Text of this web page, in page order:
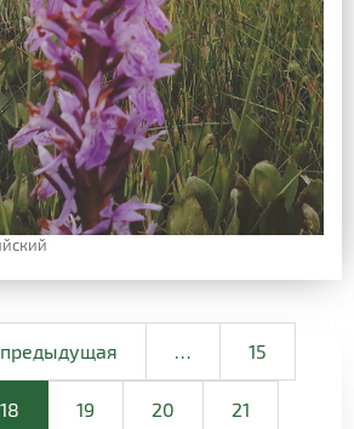
предыдущая … 15
18 19 20 21